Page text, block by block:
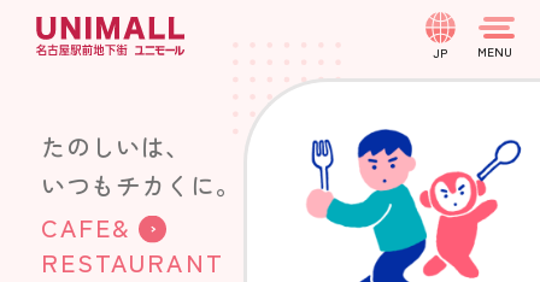
JP
たのしいは、
いつもチカくに。
PARKING
たのしいは、
いつもチカくに。
EVENT
たのしいは、
いつもチカくに。
CAFE&
RESTAURANT
たのしいは、
いつもチカくに。
SHOP
たのしいは、
いつもチカくに。
PARKING
たのしいは、
いつもチカくに。
EVENT